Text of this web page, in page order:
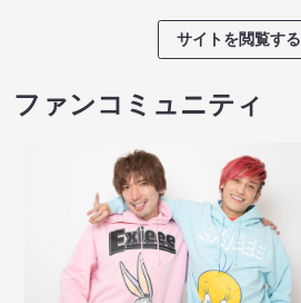
サイトを閲覧する
ファンコミュニティ